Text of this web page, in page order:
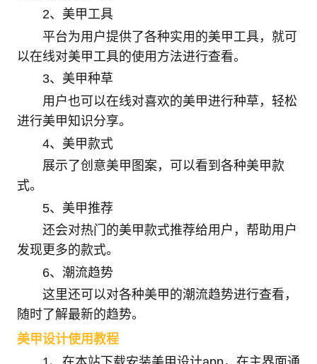
2、美甲工具
平台为用户提供了各种实用的美甲工具，就可
以在线对美甲工具的使用方法进行查看。
3、美甲种草
用户也可以在线对喜欢的美甲进行种草，轻松
进行美甲知识分享。
4、美甲款式
展示了创意美甲图案，可以看到各种美甲款
式。
5、美甲推荐
还会对热门的美甲款式推荐给用户，帮助用户
发现更多的款式。
6、潮流趋势
这里还可以对各种美甲的潮流趋势进行查看，
随时了解最新的趋势。
美甲设计使用教程